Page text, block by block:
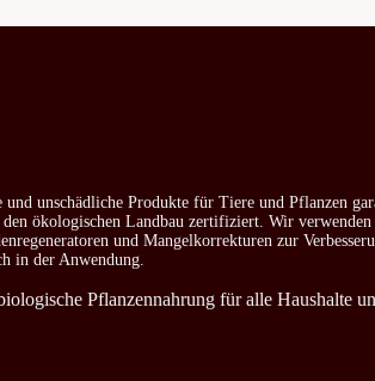
unschädliche Produkte für Tiere und Pflanzen
ökologischen Landbau zertifiziert. Wir
und Mangelkorrekturen zur
in der Anwendung.
Pflanzennahrung für alle Haushalte